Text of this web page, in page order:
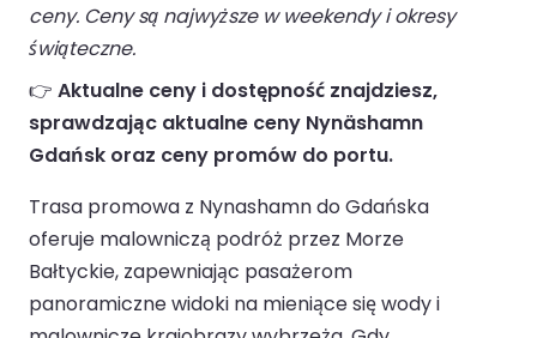
ceny. Ceny są najwyższe w weekendy i okresy
świąteczne.
👉 Aktualne ceny i dostępność znajdziesz,
sprawdzając aktualne ceny Nynäshamn
Gdańsk oraz ceny promów do portu.
Trasa promowa z Nynashamn do Gdańska
oferuje malowniczą podróż przez Morze
Bałtyckie, zapewniając pasażerom
panoramiczne widoki na mieniące się wody i